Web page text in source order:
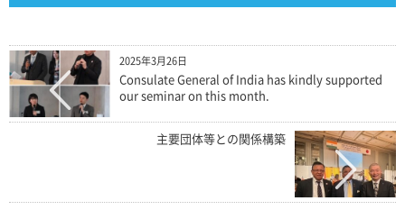
2025年3月26日
Consulate General of India has kindly supported
our seminar on this month.
主要団体等との関係構築